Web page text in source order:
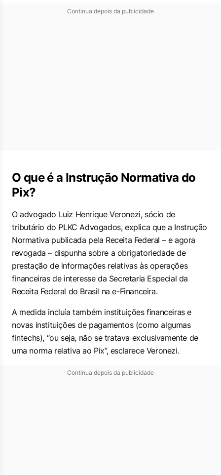
Continua depois da publicidade
O que é a Instrução Normativa do
Pix?
O advogado Luiz Henrique Veronezi, sócio de
tributário do PLKC Advogados, explica que a Instrução
Normativa publicada pela Receita Federal – e agora
revogada – dispunha sobre a obrigatoriedade de
prestação de informações relativas às operações
financeiras de interesse da Secretaria Especial da
Receita Federal do Brasil na e-Financeira.
A medida incluía também instituições financeiras e
novas instituições de pagamentos (como algumas
fintechs), “ou seja, não se tratava exclusivamente de
uma norma relativa ao Pix”, esclarece Veronezi.
Continua depois da publicidade